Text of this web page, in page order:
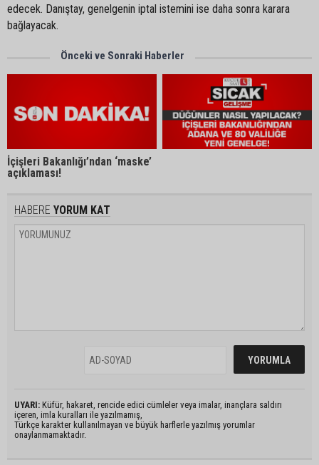
edecek. Danıştay, genelgenin iptal istemini ise daha sonra karara
bağlayacak.
Önceki ve Sonraki Haberler
İçişleri Bakanlığı’ndan ‘maske’
açıklaması!
HABERE YORUM KAT
UYARI: Küfür, hakaret, rencide edici cümleler veya imalar, inançlara saldırı
içeren, imla kuralları ile yazılmamış,
Türkçe karakter kullanılmayan ve büyük harflerle yazılmış yorumlar
onaylanmamaktadır.